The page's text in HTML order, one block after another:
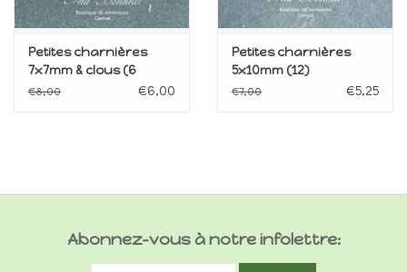
Petites charnières
7x7mm & clous (6
pièces)
€8,00 €6,00
Petites charnières
5x10mm (12)
€7,00 €5,25
Abonnez-vous à notre infolettre: